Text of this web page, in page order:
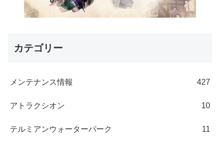
カテゴリー
メンテナンス情報 427
アトラクシオン 10
テルミアンウォーターパーク 11